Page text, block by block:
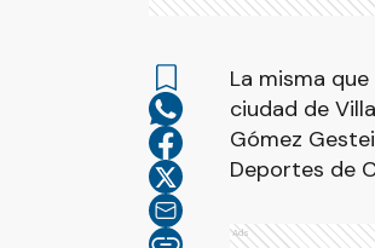
La misma
ciudad de
Gómez
Deportes de
Ads